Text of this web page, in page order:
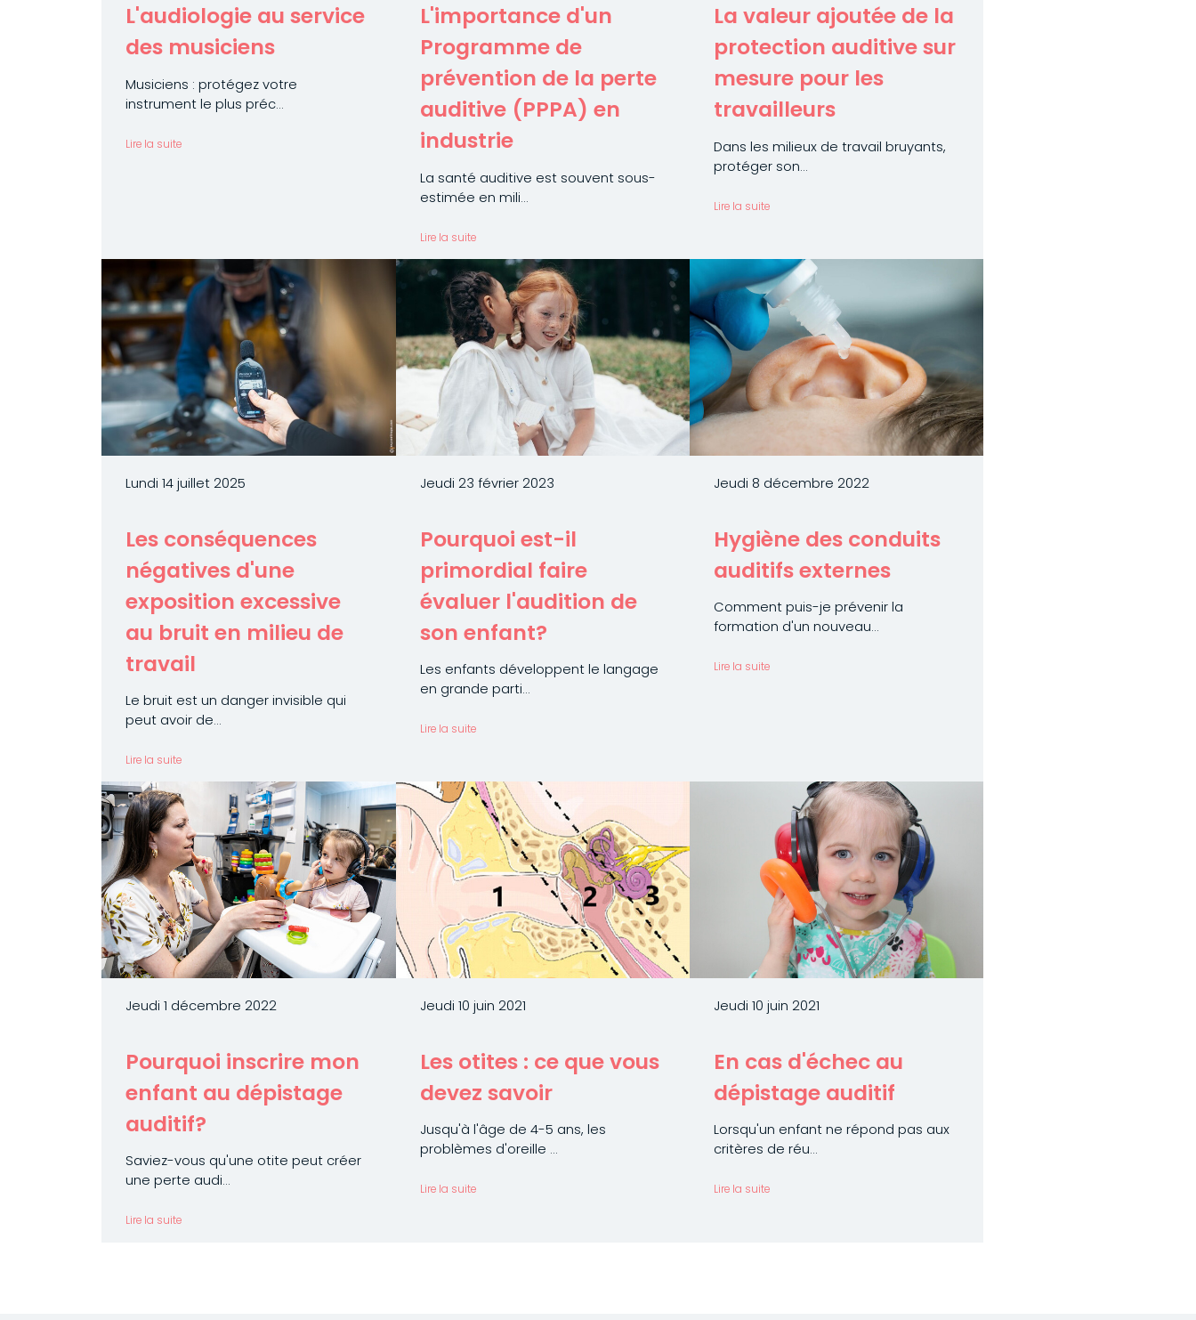
L'audiologie au service
des musiciens
Musiciens : protégez votre
instrument le plus préc...
Lire la suite
L'importance d'un
Programme de
prévention de la perte
auditive (PPPA) en
industrie
La santé auditive est souvent sous-
estimée en mili...
Lire la suite
La valeur ajoutée de la
protection auditive sur
mesure pour les
travailleurs
Dans les milieux de travail bruyants,
protéger son...
Lire la suite
Lundi 14 juillet 2025
Les conséquences
négatives d'une
exposition excessive
au bruit en milieu de
travail
Le bruit est un danger invisible qui
peut avoir de...
Lire la suite
Jeudi 23 février 2023
Pourquoi est-il
primordial faire
évaluer l'audition de
son enfant?
Les enfants développent le langage
en grande parti...
Lire la suite
Jeudi 8 décembre 2022
Hygiène des conduits
auditifs externes
Comment puis-je prévenir la
formation d'un nouveau...
Lire la suite
Jeudi 1 décembre 2022
Pourquoi inscrire mon
enfant au dépistage
auditif?
Saviez-vous qu'une otite peut créer
une perte audi...
Lire la suite
Jeudi 10 juin 2021
Les otites : ce que vous
devez savoir
Jusqu'à l'âge de 4-5 ans, les
problèmes d'oreille ...
Lire la suite
Jeudi 10 juin 2021
En cas d'échec au
dépistage auditif
Lorsqu'un enfant ne répond pas aux
critères de réu...
Lire la suite